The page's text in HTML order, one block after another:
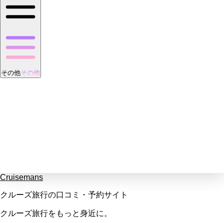
その他その他
Cruisemans
クルーズ旅行の口コミ・予約サイト
クルーズ旅行をもっと身近に。